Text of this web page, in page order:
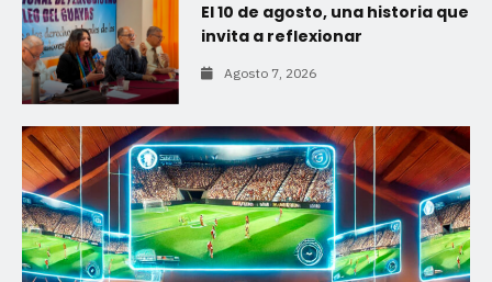
El 10 de agosto, una historia que
invita a reflexionar
Agosto 7, 2026